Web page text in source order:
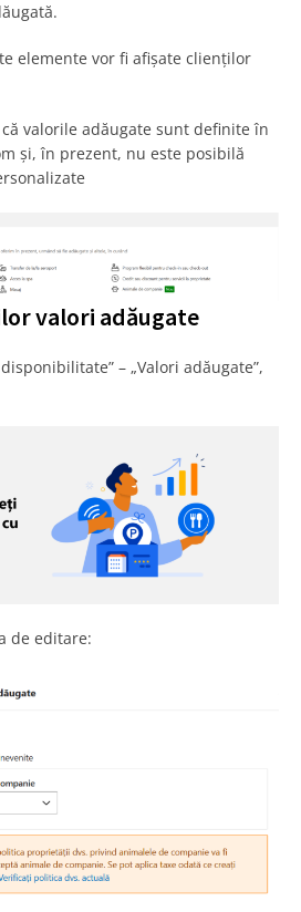
elemente vor fi afișate clienților
valorile adăugate sunt definite în
și, în prezent, nu este posibilă
valori adăugate
– „Valori adăugate”,
de editare: